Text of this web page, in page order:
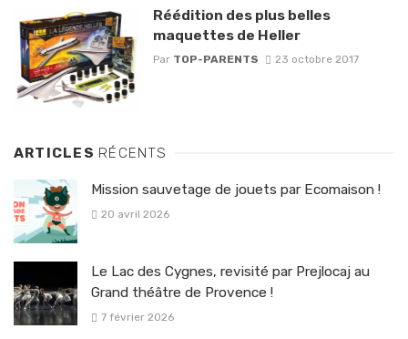
Réédition des plus belles
maquettes de Heller
Par TOP-PARENTS 23 octobre 2017
ARTICLES RÉCENTS
Mission sauvetage de jouets par Ecomaison !
20 avril 2026
Le Lac des Cygnes, revisité par Prejlocaj au
Grand théâtre de Provence !
7 février 2026